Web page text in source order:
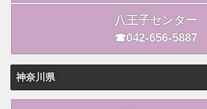
八王子センター
☎042-656-5887
神奈川県